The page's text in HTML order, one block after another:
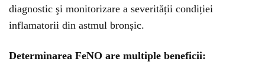
diagnostic şi monitorizare a severității condiției
inflamatorii din astmul bronșic.
Determinarea FeNO are multiple beneficii: